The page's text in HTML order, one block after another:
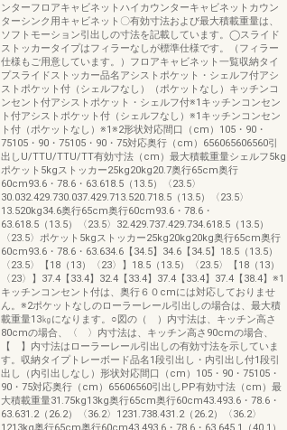
ンターフロアキャビネットハイカウンターキャビネットカウン
ターシンク用キャビネット〇有効寸法および最大積載重量は、
ソフトモーション引出しの寸法を記載しています。◯スライド
ストッカータイプはフィラーなしが標準仕様です。（フィラー
仕様もご用意しています。）フロアキャビネット一覧収納タイ
プスライドストッカー品名アシストポケット・シェルフ付アシ
ストポケット付（シェルフなし）（ポケットなし）キッチンコ
ンセント付アシストポケット・シェルフ付※1キッチンコンセン
ト付アシストポケット付（シェルフなし）※1キッチンコンセン
ト付（ポケットなし）※1※2形状対応間口（cm）105・90・
75105・90・75105・90・75対応奥行（cm）656065606560引
出しU/TTU/TTU/TT有効寸法（cm）最大積載重量シェルフ5kg
ポケット5kgストッカー25kg20kg20.7奥行65cm奥行
60cm93.6・78.6・63.618.5（13.5）〈23.5〉
30.032.429.730.037.429.713.520.718.5（13.5）〈23.5〉
13.520kg34.6奥行65cm奥行60cm93.6・78.6・
63.618.5（13.5）〈23.5〉32.429.737.429.734.618.5（13.5）
〈23.5〉ポケット5kgストッカー25kg20kg20kg奥行65cm奥行
60cm93.6・78.6・63.634.6【34.5】34.6【34.5】18.5（13.5）
〈23.5〉【18（13）〈23〉】18.5（13.5）〈23.5〉【18（13）
〈23〉】37.4【33.4】32.4【33.4】37.4【33.4】37.4【38.4】※1
キッチンコンセント付は、奥行６０cmには対応しておりませ
ん。※2ポケットなしのローラーレール引出しの場合は、最大積
載重量13㎏になります。○図の（ ）内寸法は、キッチン高さ
80cmの場合、〈 〉内寸法は、キッチン高さ90cmの場合、
【 】内寸法はローラーレール引出しの有効寸法を示していま
す。収納タイプトレーボード品名1段引出し・内引出し付1段引
出し（内引出しなし）形状対応間口（cm）105・90・75105・
90・75対応奥行（cm）65606560引出しPP有効寸法（cm）最
大積載重量31.75kg13kg奥行65cm奥行60cm43.493.6・78.6・
63.631.2（26.2）〈36.2〉1231.738.431.2（26.2）〈36.2〉
1213kg奥行65cm奥行60cm43.493.6・78.6・63.645.1（40.1）